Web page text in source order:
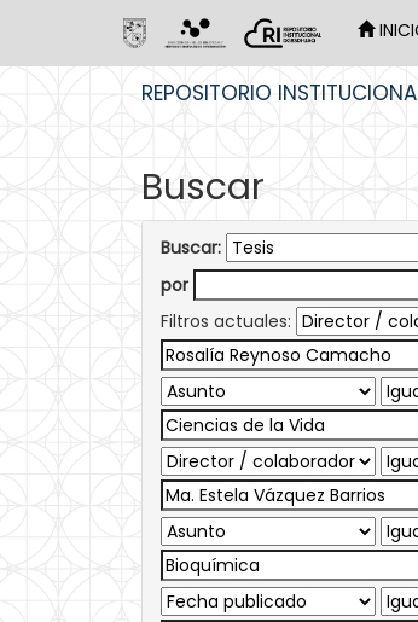
REPOSITORIO
Buscar
Buscar:
por
Filtros actuales: